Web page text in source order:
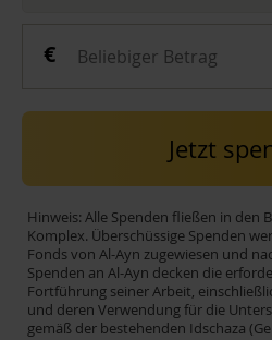
Jetzt
Hinweis: Alle Spenden fließen in den
Komplex. Überschüssige Spenden
Fonds von Al-Ayn zugewiesen und
Spenden an Al-Ayn decken die
Fortführung seiner Arbeit,
und deren Verwendung für die
gemäß der bestehenden Idschaza